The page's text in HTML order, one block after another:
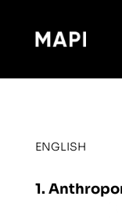
ENGLISH
1.